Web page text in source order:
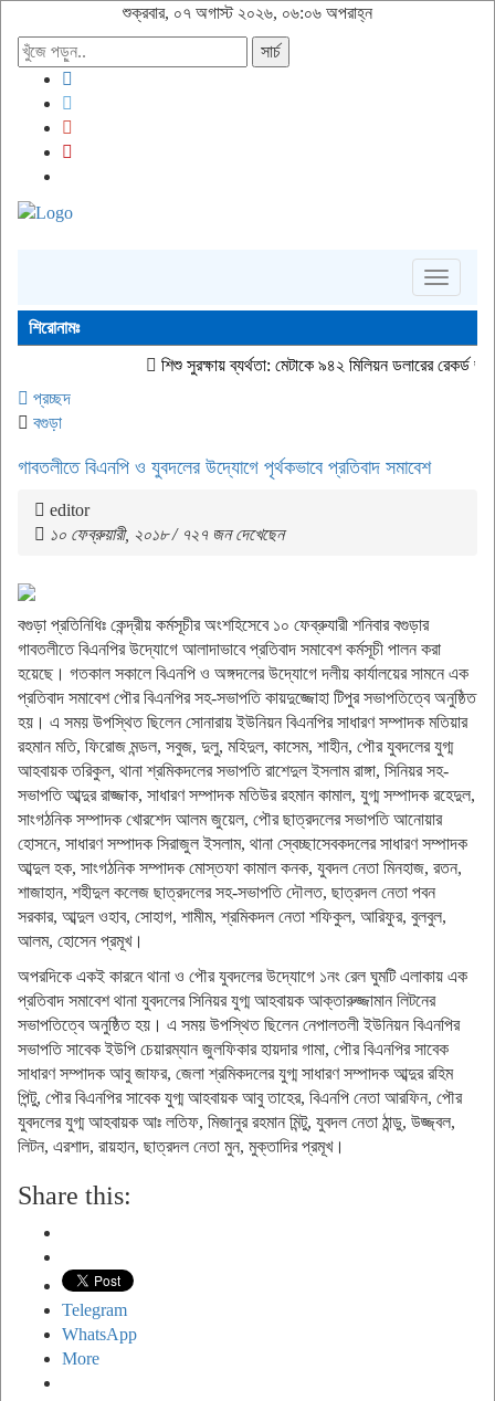
শুক্রবার, ০৭ অগাস্ট ২০২৬, ০৬:০৬ অপরাহ্ন
সার্চ
Toggle
শিরোনামঃ
শিশু সুরক্ষায় ব্যর্থতা: মেটাকে ৯৪২ মিলিয়ন ডলারের রেকর্ড জরিমানা নিউ
প্রচ্ছদ
বগুড়া
গাবতলীতে বিএনপি ও যুবদলের উদ্যোগে পৃর্থকভাবে প্রতিবাদ সমাবেশ
editor
১০ ফেব্রুয়ারী, ২০১৮ / ৭২৭ জন দেখেছেন
বগুড়া প্রতিনিধিঃ কেন্দ্রীয় কর্মসূচীর অংশহিসেবে ১০ ফেব্রুযারী শনিবার বগুড়ার
গাবতলীতে বিএনপির উদ্যোগে আলাদাভাবে প্রতিবাদ সমাবেশ কর্মসূচী পালন করা
হয়েছে। গতকাল সকালে বিএনপি ও অঙ্গদলের উদ্যোগে দলীয় কার্যালয়ের সামনে এক
প্রতিবাদ সমাবেশ পৌর বিএনপির সহ-সভাপতি কায়দুজ্জোহা টিপুর সভাপতিত্বে অনুষ্ঠিত
হয়। এ সময় উপস্থিত ছিলেন সোনারায় ইউনিয়ন বিএনপির সাধারণ সম্পাদক মতিয়ার
রহমান মতি, ফিরোজ মন্ডল, সবুজ, দুলু, মহিদুল, কাসেম, শাহীন, পৌর যুবদলের যুগ্ম
আহবায়ক তরিকুল, থানা শ্রমিকদলের সভাপতি রাশেদুল ইসলাম রাঙ্গা, সিনিয়র সহ-
সভাপতি আব্দুর রাজ্জাক, সাধারণ সম্পাদক মতিউর রহমান কামাল, যুগ্ম সম্পাদক রহেদুল,
সাংগঠনিক সম্পাদক খোরশেদ আলম জুয়েল, পৌর ছাত্রদলের সভাপতি আনোয়ার
হোসনে, সাধারণ সম্পাদক সিরাজুল ইসলাম, থানা স্বেচ্ছাসেবকদলের সাধারণ সম্পাদক
আব্দুল হক, সাংগঠনিক সম্পাদক মোস্তফা কামাল কনক, যুবদল নেতা মিনহাজ, রতন,
শাজাহান, শহীদুল কলেজ ছাত্রদলের সহ-সভাপতি দৌলত, ছাত্রদল নেতা পবন
সরকার, আব্দুল ওহাব, সোহাগ, শামীম, শ্রমিকদল নেতা শফিকুল, আরিফুর, বুলবুল,
আলম, হোসেন প্রমূখ।
অপরদিকে একই কারনে থানা ও পৌর যুবদলের উদ্যোগে ১নং রেল ঘুমটি এলাকায় এক
প্রতিবাদ সমাবেশ থানা যুবদলের সিনিয়র যুগ্ম আহবায়ক আক্তারুজ্জামান লিটনের
সভাপতিত্বে অনুষ্ঠিত হয়। এ সময় উপস্থিত ছিলেন নেপালতলী ইউনিয়ন বিএনপির
সভাপতি সাবেক ইউপি চেয়ারম্যান জুলফিকার হায়দার গামা, পৌর বিএনপির সাবেক
সাধারণ সম্পাদক আবু জাফর, জেলা শ্রমিকদলের যুগ্ম সাধারণ সম্পাদক আব্দুর রহিম
পিন্টু, পৌর বিএনপির সাবেক যুগ্ম আহবায়ক আবু তাহের, বিএনপি নেতা আরফিন, পৌর
যুবদলের যুগ্ম আহবায়ক আঃ লতিফ, মিজানুর রহমান মিন্টু, যুবদল নেতা ঠান্ডু, উজ্জ্বল,
লিটন, এরশাদ, রায়হান, ছাত্রদল নেতা মুন, মুক্তাদির প্রমূখ।
Share this:
Telegram
WhatsApp
More